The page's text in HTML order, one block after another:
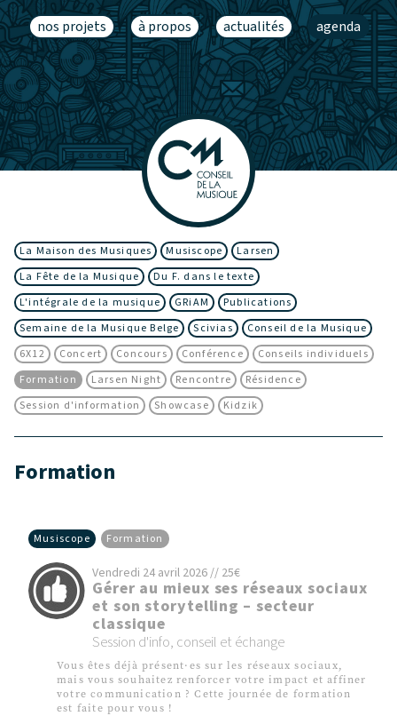
nos projets à propos actualités agenda
La Maison des Musiques Musiscope
Larsen
La Fête de la Musique
Du F. dans le texte
L'intégrale de la musique
GRiAM
Publications
Semaine de la Musique Belge
Scivias
Conseil de la Musique
6X12
Concert Concours Conférence
Conseils individuels
Formation
Larsen Night Rencontre
Résidence
Session d'information
Showcase Kidzik
Formation
Musiscope Formation
Vendredi 24 avril 2026 // 25€
Gérer au mieux ses réseaux sociaux
et son storytelling – secteur
classique
Session d'info, conseil et échange
Vous êtes déjà présent·es sur les réseaux sociaux,
mais vous souhaitez renforcer votre impact et affiner
votre communication ? Cette journée de formation
est faite pour vous !